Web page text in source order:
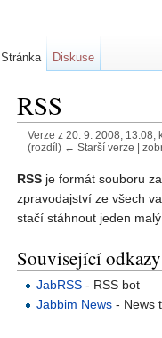
RSS
Verze z 20. 9. 2008, 13:08,
(rozdíl) ← Starší verze |
RSS je formát souboru
zpravodajství ze všech
stačí stáhnout jeden malý
Související odkazy
JabRSS - RSS bot
Jabbim News - News
Stránka Diskuse